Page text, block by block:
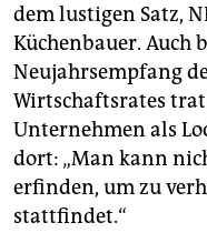
dem lustigen Satz,
Küchenbauer. Auch
Neujahrsempfang
Wirtschaftsrates
Unternehmen als
dort: „Man kann
erfinden, um zu
stattfindet.“